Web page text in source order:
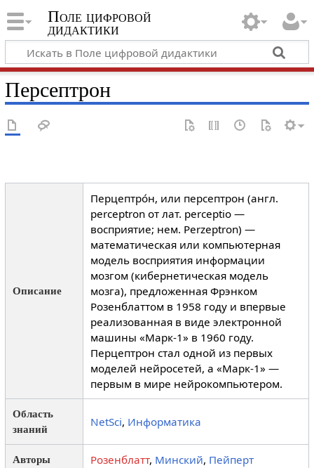
Поле цифровой
дидактики
Персептрон
Описание
Перцептро́н, или персептрон (англ.
perceptron от лат. perceptio —
восприятие; нем. Perzeptron) —
математическая или компьютерная
модель восприятия информации
мозгом (кибернетическая модель
мозга), предложенная Фрэнком
Розенблаттом в 1958 году и впервые
реализованная в виде электронной
машины «Марк-1» в 1960 году.
Перцептрон стал одной из первых
моделей нейросетей, а «Марк-1» —
первым в мире нейрокомпьютером.
Область
знаний
NetSci, Информатика
Авторы Розенблатт, Минский, Пейперт